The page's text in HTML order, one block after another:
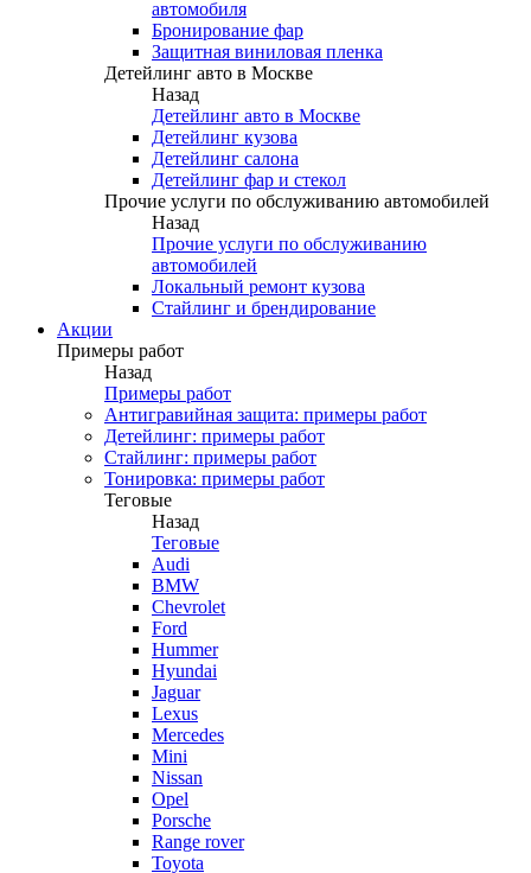
автомобиля
Бронирование фар
Защитная виниловая пленка
Детейлинг авто в Москве
Назад
Детейлинг авто в Москве
Детейлинг кузова
Детейлинг салона
Детейлинг фар и стекол
Прочие услуги по обслуживанию автомобилей
Назад
Прочие услуги по обслуживанию
автомобилей
Локальный ремонт кузова
Стайлинг и брендирование
Акции
Примеры работ
Назад
Примеры работ
Антигравийная защита: примеры работ
Детейлинг: примеры работ
Стайлинг: примеры работ
Тонировка: примеры работ
Теговые
Назад
Теговые
Audi
BMW
Chevrolet
Ford
Hummer
Hyundai
Jaguar
Lexus
Mercedes
Mini
Nissan
Opel
Porsche
Range rover
Toyota